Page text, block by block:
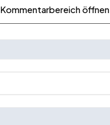
Kommentarbereich öffnen